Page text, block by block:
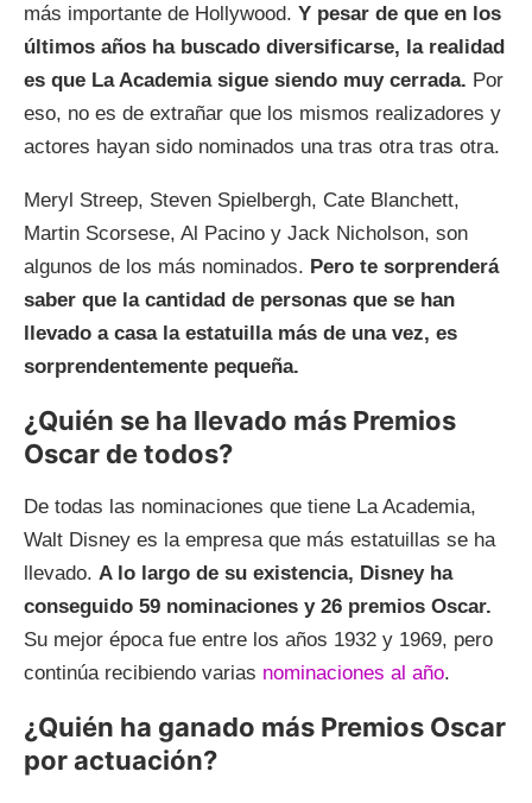
más importante de Hollywood. Y pesar de que en los
últimos años ha buscado diversificarse, la realidad
es que La Academia sigue siendo muy cerrada. Por
eso, no es de extrañar que los mismos realizadores y
actores hayan sido nominados una tras otra tras otra.
Meryl Streep, Steven Spielbergh, Cate Blanchett,
Martin Scorsese, Al Pacino y Jack Nicholson, son
algunos de los más nominados. Pero te sorprenderá
saber que la cantidad de personas que se han
llevado a casa la estatuilla más de una vez, es
sorprendentemente pequeña.
¿Quién se ha llevado más Premios
Oscar de todos?
De todas las nominaciones que tiene La Academia,
Walt Disney es la empresa que más estatuillas se ha
llevado. A lo largo de su existencia, Disney ha
conseguido 59 nominaciones y 26 premios Oscar.
Su mejor época fue entre los años 1932 y 1969, pero
continúa recibiendo varias nominaciones al año.
¿Quién ha ganado más Premios Oscar
por actuación?